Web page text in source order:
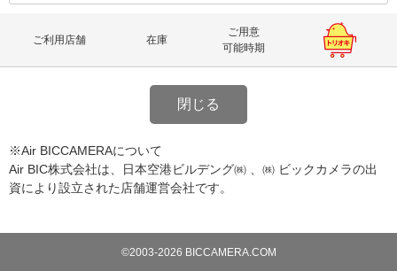
ご利用店舗 在庫
ご用意
可能時期
閉じる
※Air BICCAMERAについて
Air BIC株式会社は、日本空港ビルデング㈱ 、㈱ ビックカメラの出
資により設立された店舗運営会社です。
©2003-2026 BICCAMERA.COM